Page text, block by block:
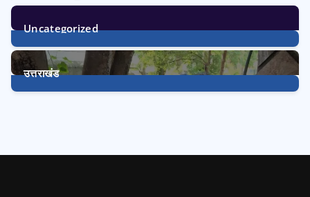
Uncategorized
1Post
उत्तराखंड